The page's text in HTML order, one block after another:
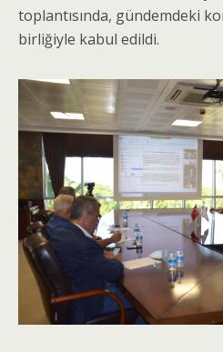
toplantısında, gündemdeki
birliğiyle kabul edildi.